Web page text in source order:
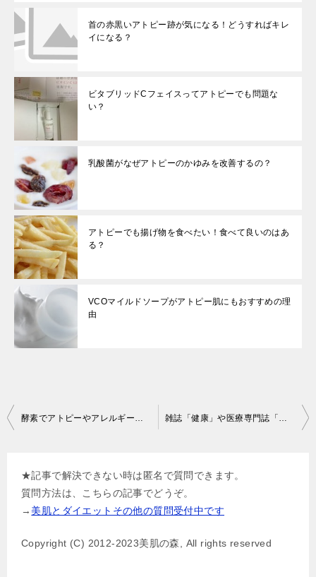
首の赤黒いアトピー跡が気になる！どうすればキレ
イになる？
ビタブリッドCフェイスってアトピーでも問題な
い？
乳酸菌がなぜアトピーのかゆみを改善するの？
アトピーでも揚げ物を食べたい！食べて良いのはあ
る？
VCOマイルドソープがアトピー肌にもおすすめの理
由
投
酵素でアトピーやアレルギー改善効果は本当？その理由は？ 雑誌「健康」や医療専門誌「アレルギーの臨床」に掲載のアトピー美容液って何？
★記事で解決できない時は匿名で質問できます。
質問方法は、こちらの記事でどうぞ。
→ 美肌とダイエットその他の質問受付中です
Copyright (C) 2012-2023美肌の森, All rights reserved